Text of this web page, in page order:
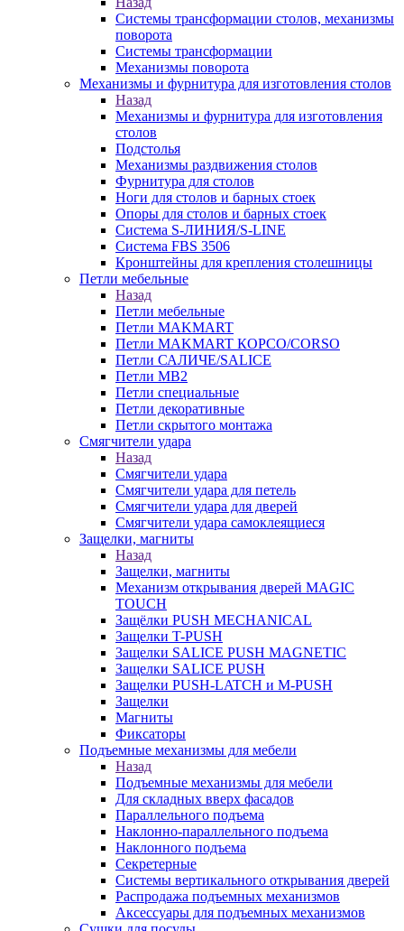
Системы трансформации столов, механизмы
поворота
Системы трансформации
Механизмы поворота
Механизмы и фурнитура для изготовления столов
Назад
Механизмы и фурнитура для изготовления
столов
Подстолья
Механизмы раздвижения столов
Фурнитура для столов
Ноги для столов и барных стоек
Опоры для столов и барных стоек
Система S-ЛИНИЯ/S-LINE
Система FBS 3506
Кронштейны для крепления столешницы
Петли мебельные
Назад
Петли мебельные
Петли MAKMART
Петли MAKMART КОРСО/CORSO
Петли САЛИЧЕ/SALICE
Петли MB2
Петли специальные
Петли декоративные
Петли скрытого монтажа
Смягчители удара
Назад
Смягчители удара
Смягчители удара для петель
Смягчители удара для дверей
Cмягчители удара самоклеящиеся
Защелки, магниты
Назад
Защелки, магниты
Механизм открывания дверей MAGIC
TOUCH
Защёлки PUSH MECHANICAL
Защелки T-PUSH
Защелки SALICE PUSH MAGNETIC
Защелки SALICE PUSH
Защелки PUSH-LATCH и M-PUSH
Защелки
Магниты
Фиксаторы
Подъемные механизмы для мебели
Назад
Подъемные механизмы для мебели
Для складных вверх фасадов
Параллельного подъема
Наклонно-параллельного подъема
Наклонного подъема
Секретерные
Системы вертикального открывания дверей
Распродажа подъемных механизмов
Аксессуары для подъемных механизмов